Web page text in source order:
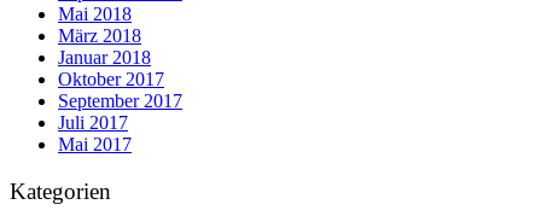
Mai 2018
März 2018
Januar 2018
Oktober 2017
September 2017
Juli 2017
Mai 2017
Kategorien